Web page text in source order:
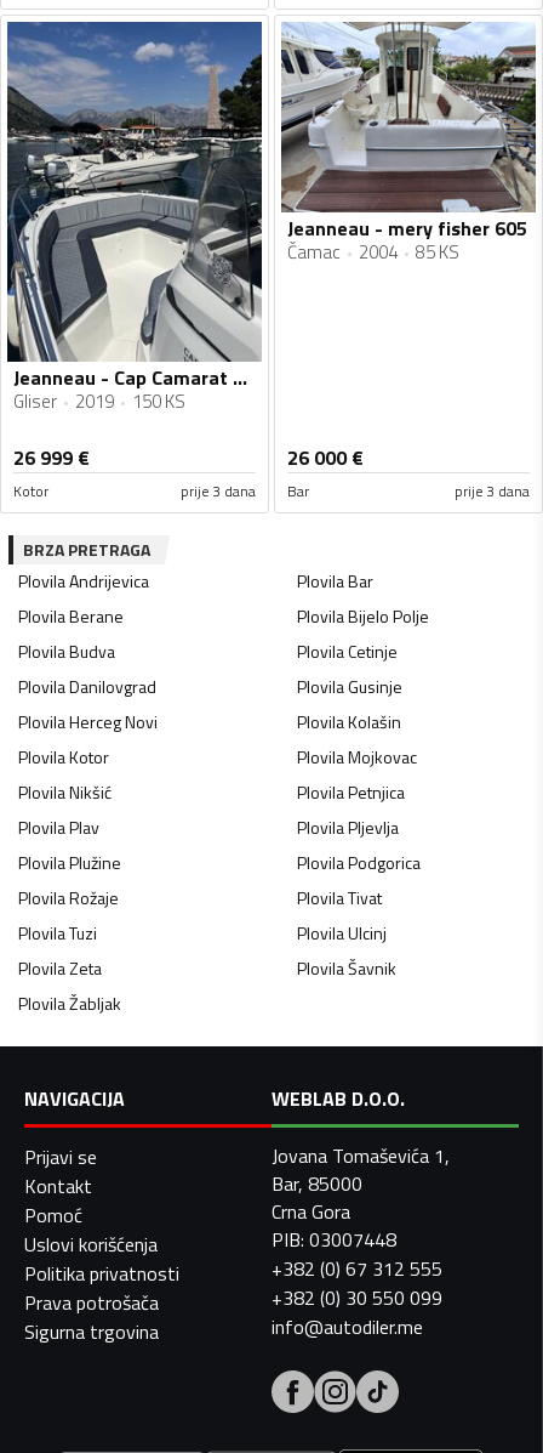
Jeanneau - Cap Camarat 6.5cc
Gliser 2019 150 KS
26 999 €
Kotor prije 3 dana
Jeanneau - mery fisher 605
Čamac 2004 85 KS
26 000€
Bar prije 3 dana
BRZA PRETRAGA
PlovilaAndrijevica PlovilaBar
PlovilaBerane PlovilaBijelo Polje
PlovilaBudva PlovilaCetinje
PlovilaDanilovgrad PlovilaGusinje
PlovilaHerceg Novi PlovilaKolašin
PlovilaKotor PlovilaMojkovac
PlovilaNikšić PlovilaPetnjica
PlovilaPlav PlovilaPljevlja
PlovilaPlužine PlovilaPodgorica
PlovilaRožaje PlovilaTivat
PlovilaTuzi PlovilaUlcinj
PlovilaZeta PlovilaŠavnik
PlovilaŽabljak
NAVIGACIJA
Prijavi se
Kontakt
Pomoć
Uslovi korišćenja
Politika privatnosti
Prava potrošača
Sigurna trgovina
WEBLAB D.O.O.
Jovana Tomaševića 1,
Bar, 85000
Crna Gora
PIB: 03007448
+382 (0) 67 312 555
+382 (0) 30 550 099
info@autodiler.me